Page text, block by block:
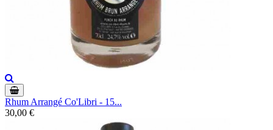
Rhum Arrangé Co'Libri - 15...
30,00 €